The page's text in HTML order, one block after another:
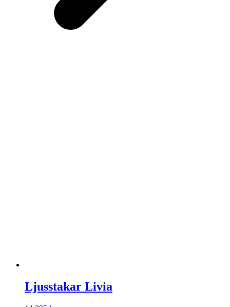
Ljusstakar Livia